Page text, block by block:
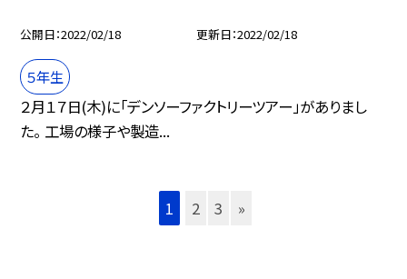
公開日 2022/02/18 更新日 2022/02/18
５年生
２月１７日(木)に「デンソーファクトリーツアー」がありまし
た。 工場の様子や製造...
1 2 3 »